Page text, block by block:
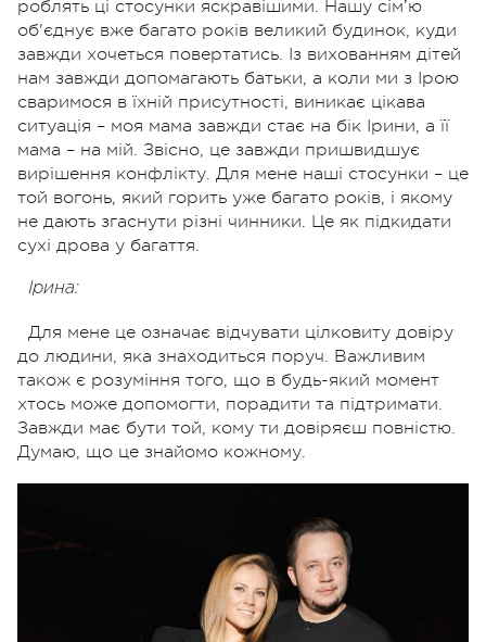
роблять ці стосунки яскравішими. Нашу сімʼю
об'єднує вже багато років великий будинок, куди
завжди хочеться повертатись. Із вихованням дітей
нам завжди допомагають батьки, а коли ми з Ірою
сваримося в їхній присутності, виникає цікава
ситуація – моя мама завжди стає на бік Ірини, а її
мама – на мій. Звісно, це завжди пришвидшує
вирішення конфлікту. Для мене наші стосунки – це
той вогонь, який горить уже багато років, і якому
не дають згаснути різні чинники. Це як підкидати
сухі дрова у багаття.
Ірина:
Для мене це означає відчувати цілковиту довіру
до людини, яка знаходиться поруч. Важливим
також є розуміння того, що в будь-який момент
хтось може допомогти, порадити та підтримати.
Завжди має бути той, кому ти довіряєш повністю.
Думаю, що це знайомо кожному.